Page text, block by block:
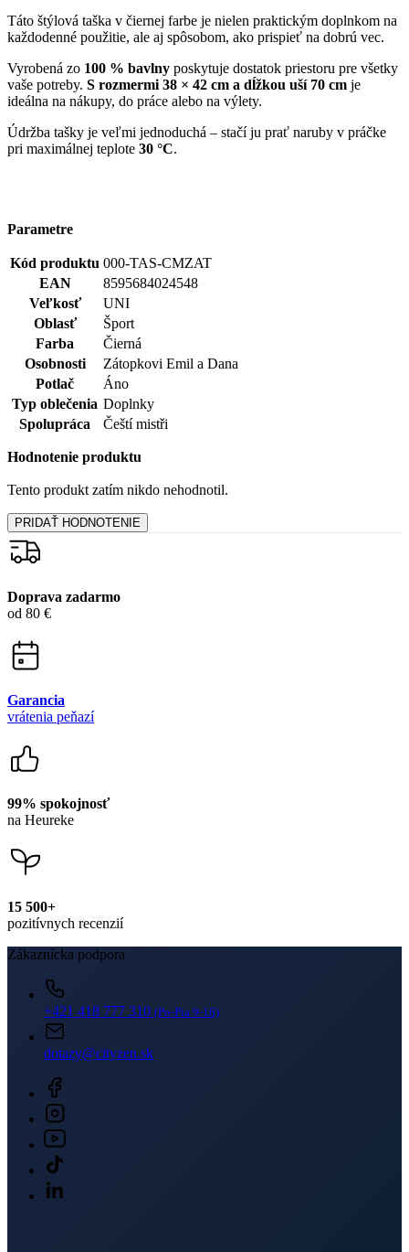
Táto štýlová taška v čiernej farbe je nielen praktickým doplnkom na
každodenné použitie, ale aj spôsobom, ako prispieť na dobrú vec.
Vyrobená zo 100 % bavlny poskytuje dostatok priestoru pre všetky
vaše potreby. S rozmermi 38 × 42 cm a dĺžkou uší 70 cm je
ideálna na nákupy, do práce alebo na výlety.
Údržba tašky je veľmi jednoduchá – stačí ju prať naruby v práčke
pri maximálnej teplote 30 °C.
Parametre
Kód produktu 000-TAS-CMZAT
EAN
8595684024548
Veľkosť
UNI
Oblasť
Šport
Farba
Čierná
Osobnosti
Zátopkovi Emil a Dana
Potlač
Áno
Typ oblečenia Doplnky
Spolupráca
Čeští mistři
Hodnotenie produktu
Tento produkt zatím nikdo nehodnotil.
PRIDAŤ HODNOTENIE
Doprava zadarmo
od 80 €
Garancia
vrátenia peňazí
99% spokojnosť
na Heureke
15 500+
pozitívnych recenzií
Zákaznícka podpora
+421 418 777 310 (Po-Pia 9-16)
dotazy@cityzen.sk